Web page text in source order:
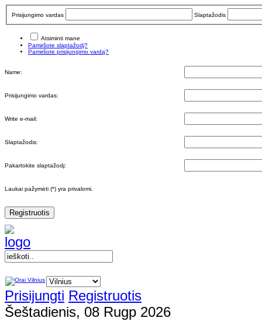
Prisijungimo vardas Slaptažodis
Atsiminti mane
Pamiršote slaptažodį?
Pamiršote prisijungimo vardą?
Name:
Prisijungimo vardas:
Write e-mail:
Slaptažodis:
Pakartokite slaptažodį:
Laukai pažymėti (*) yra privalomi.
Registruotis
Prisijungti Registruotis
Šeštadienis, 08 Rugp 2026